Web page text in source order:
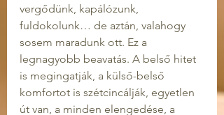
vergődünk, kapálózunk,
fuldokolunk… de aztán, valahogy
sosem maradunk ott. Ez a
legnagyobb beavatás. A belső hitet
is megingatják, a külső-belső
komfortot is szétcincálják, egyetlen
út van, a minden elengedése, a